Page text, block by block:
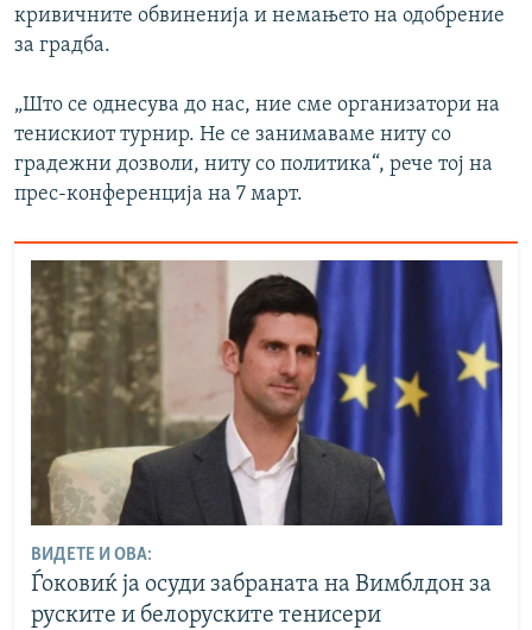
кривичните обвиненија и немањето на одобрение
за градба.
„Што се однесува до нас, ние сме организатори на
тенискиот турнир. Не се занимаваме ниту со
градежни дозволи, ниту со политика“, рече тој на
прес-конференција на 7 март.
ВИДЕТЕ И ОВА:
Ѓоковиќ ја осуди забраната на Вимблдон за
руските и белоруските тенисери